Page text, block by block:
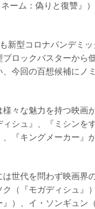
ーム：偽りと復讐』）
新型コロナパンデミ
ブロックバスターから
今回の百想候補にノ
々な魅力を持つ映画
ィシュ』、『ミシンを
『キングメーカー』
世代を問わず映画界
ク（『モガディシュ』
』）、イ・ソンギュン